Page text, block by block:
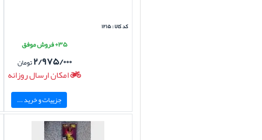
کد کالا : ۱۲۱۵
۳۵+ فروش موفق
۲/۹۷۵/۰۰۰تومان
امکان ارسال روزانه
جزییات و خرید ...